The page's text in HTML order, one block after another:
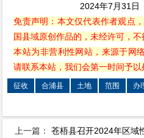
2024年7月31日
免责声明：本文仅代表作者观点
国县域原创作品的，未经许可，不
本站为非营利性网站，来源于网
请联系本站，我们会第一时间予以
征收 合浦县 土地 范围 办
上一篇：苍梧县召开2024年区域